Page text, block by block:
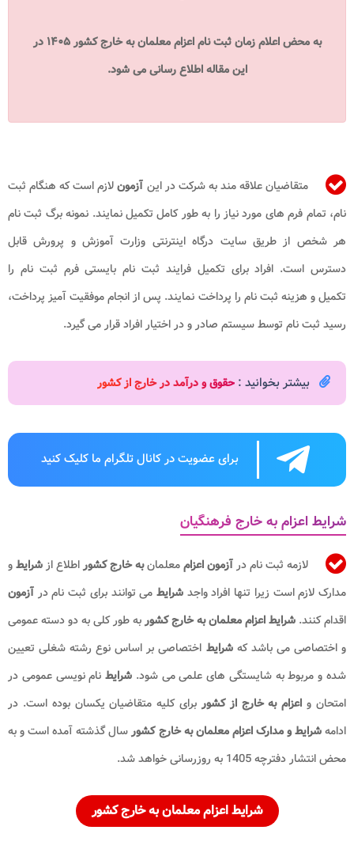
به محض اعلام زمان ثبت نام اعزام معلمان به خارج کشور ۱۴۰۵ در
این مقاله اطلاع رسانی می شود.
متقاضیان علاقه‌ مند به شرکت در این آزمونلازم است که هنگام ثبت
نام، تمام فرم‌ های مورد نیاز را به طور کامل تکمیل نمایند. نمونه برگ ثبت نام
هر شخص از طریق سایت درگاه اینترنتی وزارت آموزش و پرورش قابل
دسترس است. افراد برای تکمیل فرایند ثبت نام بایستی فرم ثبت نام را
تکمیل و هزینه ثبت نام را پرداخت نمایند. پس از انجام موفقیت‌ آمیز پرداخت،
رسید ثبت نام توسط سیستم صادر و در اختیار افراد قرار می‌ گیرد.
بیشتر بخوانید : حقوق و درآمد در خارج از کشور
برای عضویت در کانال تلگرام ما کلیک کنید
شرایط اعزام به خارج فرهنگیان
لازمه ثبت نام درآزمون اعزاممعلمانبه خارجکشوراطلاع ازشرایطو
مدارک لازم است زیرا تنها افراد واجد شرایط می توانند برای ثبت نام در آزمون
اقدام کنند. شرایط اعزام معلمان به خارج کشوربه طور کلی به دو دسته عمومی
و اختصاصی می باشد کهشرایط اختصاصی بر اساس نوع رشته شغلی تعیین
شده و مربوط به شایستگی های علمی می شود. شرایط نام نویسی عمومی در
امتحان و اعزام به خارج از کشوربرای کلیه متقاضیان یکسان بوده است. در
ادامهشرایط و مدارک اعزام معلمان به خارج کشورسال گذشته آمده است و به
محض انتشار دفترچه 1405 به روزرسانی خواهد شد.
شرایط اعزام معلمان به خارج کشور